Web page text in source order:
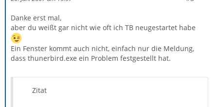
Danke erst mal,
aber du weißt gar nicht wie oft ich TB neugestartet habe
Ein Fenster kommt auch nicht, einfach nur die Meldung,
dass thunerbird.exe ein Problem festgestellt hat.
Zitat